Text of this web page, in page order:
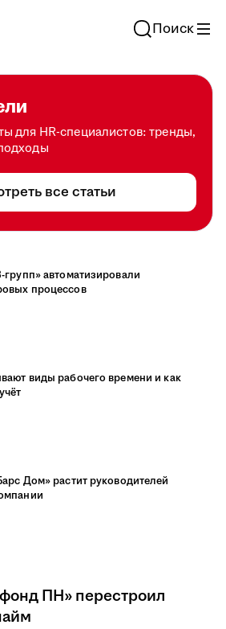
Поиск
для HR-специалистов: тренды,
все статьи
групп» автоматизировали
процессов
виды рабочего времени и как
Дом» растит руководителей
ПН» перестроил